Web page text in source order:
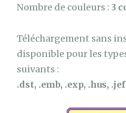
Nombre de couleurs : 3
Téléchargement sans
disponible pour les
suivants :
.dst, .emb, .exp, .hus,